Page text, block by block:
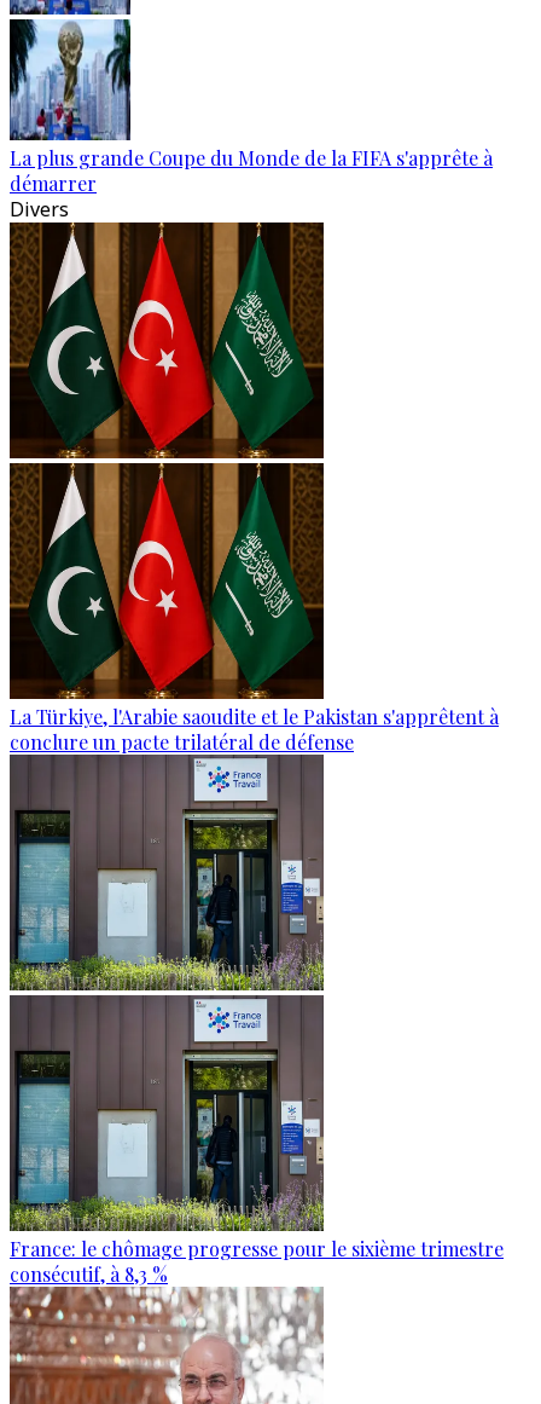
La plus grande Coupe du Monde de la FIFA s'apprête à
démarrer
Divers
La Türkiye, l'Arabie saoudite et le Pakistan s'apprêtent à
conclure un pacte trilatéral de défense
France: le chômage progresse pour le sixième trimestre
consécutif, à 8,3 %